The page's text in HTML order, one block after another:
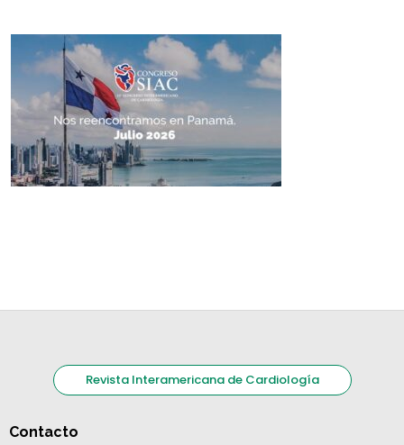
Revista Interamericana de Cardiología
Contacto